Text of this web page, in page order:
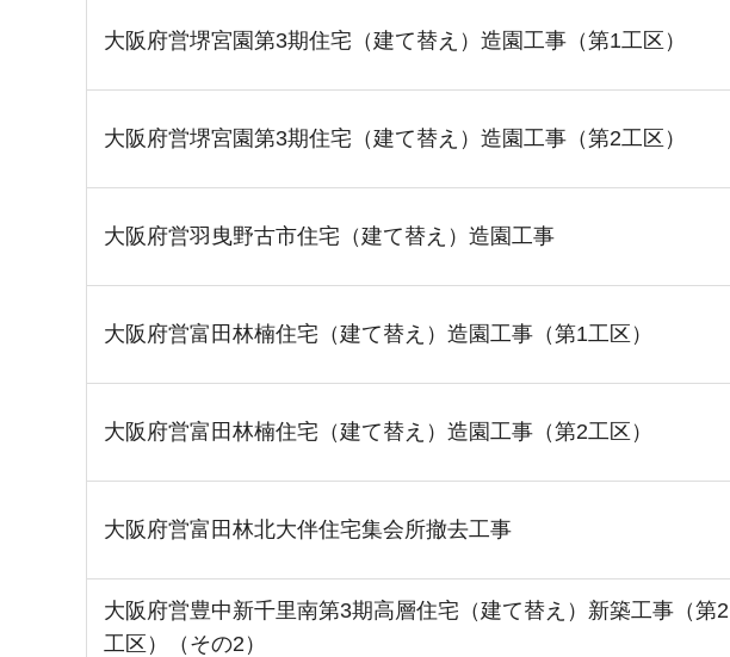
大阪府営堺宮園第3期住宅（建て替え）造園工事（第1工区）
大阪府営堺宮園第3期住宅（建て替え）造園工事（第2工区）
大阪府営羽曳野古市住宅（建て替え）造園工事
大阪府営富田林楠住宅（建て替え）造園工事（第1工区）
大阪府営富田林楠住宅（建て替え）造園工事（第2工区）
大阪府営富田林北大伴住宅集会所撤去工事
大阪府営豊中新千里南第3期高層住宅（建て替え）新築工事（第2
工区）（その2）